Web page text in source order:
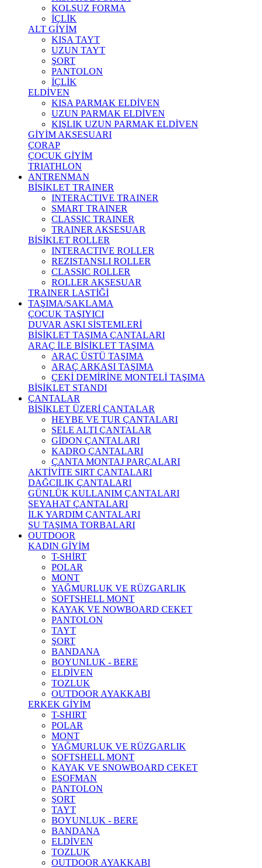
KOLSUZ FORMA
İÇLİK
ALT GİYİM
KISA TAYT
UZUN TAYT
ŞORT
PANTOLON
İÇLİK
ELDİVEN
KISA PARMAK ELDİVEN
UZUN PARMAK ELDİVEN
KIŞLIK UZUN PARMAK ELDİVEN
GİYİM AKSESUARI
ÇORAP
ÇOCUK GİYİM
TRIATHLON
ANTRENMAN
BİSİKLET TRAINER
INTERACTIVE TRAINER
SMART TRAINER
CLASSIC TRAINER
TRAINER AKSESUAR
BİSİKLET ROLLER
INTERACTIVE ROLLER
REZISTANSLI ROLLER
CLASSIC ROLLER
ROLLER AKSESUAR
TRAINER LASTİĞİ
TAŞIMA/SAKLAMA
ÇOCUK TAŞIYICI
DUVAR ASKI SİSTEMLERİ
BİSİKLET TAŞIMA ÇANTALARI
ARAÇ İLE BİSİKLET TAŞIMA
ARAÇ ÜSTÜ TAŞIMA
ARAÇ ARKASI TAŞIMA
ÇEKİ DEMİRİNE MONTELİ TAŞIMA
BİSİKLET STANDI
ÇANTALAR
BİSİKLET ÜZERİ ÇANTALAR
HEYBE VE TUR ÇANTALARI
SELE ALTI ÇANTALAR
GİDON ÇANTALARI
KADRO ÇANTALARI
ÇANTA MONTAJ PARÇALARI
AKTİVİTE SIRT ÇANTALARI
DAĞCILIK ÇANTALARI
GÜNLÜK KULLANIM ÇANTALARI
SEYAHAT ÇANTALARI
İLK YARDIM ÇANTALARI
SU TAŞIMA TORBALARI
OUTDOOR
KADIN GİYİM
T-SHİRT
POLAR
MONT
YAĞMURLUK VE RÜZGARLIK
SOFTSHELL MONT
KAYAK VE NOWBOARD CEKET
PANTOLON
TAYT
ŞORT
BANDANA
BOYUNLUK - BERE
ELDİVEN
TOZLUK
OUTDOOR AYAKKABI
ERKEK GİYİM
T-SHIRT
POLAR
MONT
YAĞMURLUK VE RÜZGARLIK
SOFTSHELL MONT
KAYAK VE SNOWBOARD CEKET
EŞOFMAN
PANTOLON
ŞORT
TAYT
BOYUNLUK - BERE
BANDANA
ELDİVEN
TOZLUK
OUTDOOR AYAKKABI